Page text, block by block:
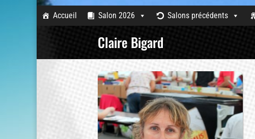
Accueil Salon 2026 Salons précédents
Claire Bigard